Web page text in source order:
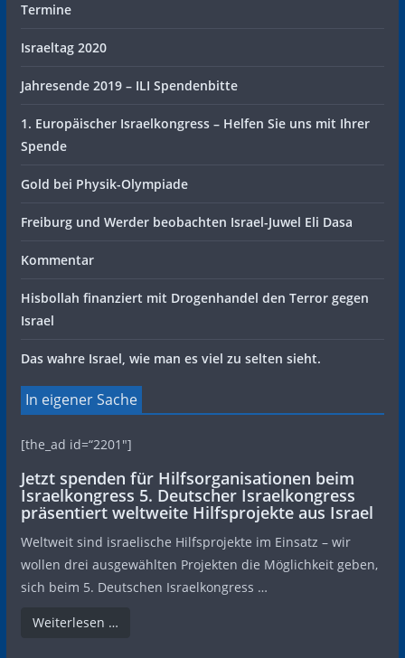
Termine
Israeltag 2020
Jahresende 2019 – ILI Spendenbitte
1. Europäischer Israelkongress – Helfen Sie uns mit Ihrer
Spende
Gold bei Physik-Olympiade
Freiburg und Werder beobachten Israel-Juwel Eli Dasa
Kommentar
Hisbollah finanziert mit Drogenhandel den Terror gegen
Israel
Das wahre Israel, wie man es viel zu selten sieht.
In eigener Sache
[the_ad id=“2201″]
Jetzt spenden für Hilfsorganisationen beim
Israelkongress 5. Deutscher Israelkongress
präsentiert weltweite Hilfsprojekte aus Israel
Weltweit sind israelische Hilfsprojekte im Einsatz – wir
wollen drei ausgewählten Projekten die Möglichkeit geben,
sich beim 5. Deutschen Israelkongress …
Weiterlesen …